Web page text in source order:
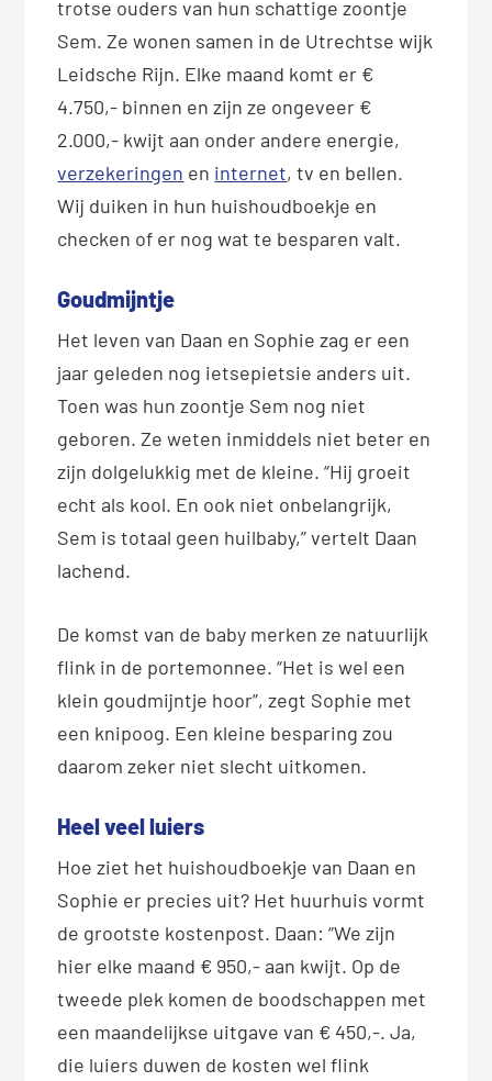
trotse ouders van hun schattige zoontje
Sem. Ze wonen samen in de Utrechtse wijk
Leidsche Rijn. Elke maand komt er €
4.750,- binnen en zijn ze ongeveer €
2.000,- kwijt aan onder andere energie,
verzekeringen en internet, tv en bellen.
Wij duiken in hun huishoudboekje en
checken of er nog wat te besparen valt.
Goudmijntje
Het leven van Daan en Sophie zag er een
jaar geleden nog ietsepietsie anders uit.
Toen was hun zoontje Sem nog niet
geboren. Ze weten inmiddels niet beter en
zijn dolgelukkig met de kleine. “Hij groeit
echt als kool. En ook niet onbelangrijk,
Sem is totaal geen huilbaby,” vertelt Daan
lachend.
De komst van de baby merken ze natuurlijk
flink in de portemonnee. “Het is wel een
klein goudmijntje hoor”, zegt Sophie met
een knipoog. Een kleine besparing zou
daarom zeker niet slecht uitkomen.
Heel veel luiers
Hoe ziet het huishoudboekje van Daan en
Sophie er precies uit? Het huurhuis vormt
de grootste kostenpost. Daan: “We zijn
hier elke maand € 950,- aan kwijt. Op de
tweede plek komen de boodschappen met
een maandelijkse uitgave van € 450,-. Ja,
die luiers duwen de kosten wel flink